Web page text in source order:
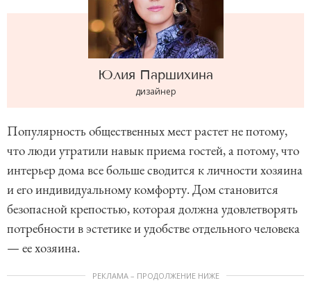
Юлия Паршихина
дизайнер
Популярность общественных мест растет не потому,
что люди утратили навык приема гостей, а потому, что
интерьер дома все больше сводится к личности хозяина
и его индивидуальному комфорту. Дом становится
безопасной крепостью, которая должна удовлетворять
потребности в эстетике и удобстве отдельного человека
— ее хозяина.
РЕКЛАМА – ПРОДОЛЖЕНИЕ НИЖЕ